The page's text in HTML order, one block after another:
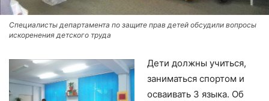
Специалисты департамента по защите прав детей обсудили вопросы
искоренения детского труда
Дети должны учиться,
заниматься спортом и
осваивать 3 языка. Об